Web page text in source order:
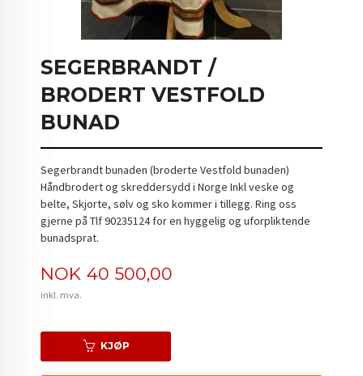
SEGERBRANDT /
BRODERT VESTFOLD
BUNAD
Segerbrandt bunaden (broderte Vestfold bunaden)
Håndbrodert og skreddersydd i Norge Inkl veske og
belte, Skjorte, sølv og sko kommer i tillegg. Ring oss
gjerne på Tlf 90235124 for en hyggelig og uforpliktende
bunadsprat.
Pris
NOK 40 500,00
inkl. mva.
KJØP